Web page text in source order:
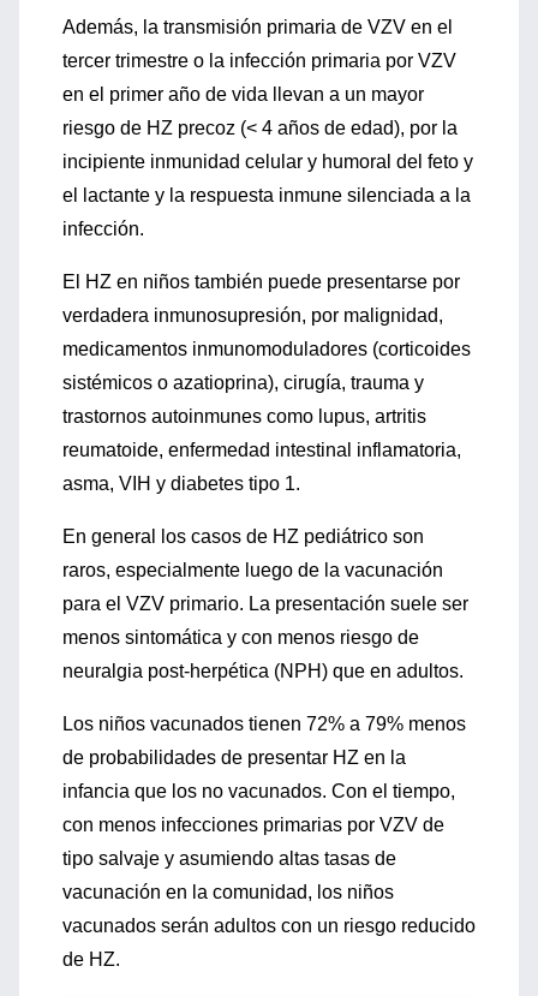
Además, la transmisión primaria de VZV en el
tercer trimestre o la infección primaria por VZV
en el primer año de vida llevan a un mayor
riesgo de HZ precoz (< 4 años de edad), por la
incipiente inmunidad celular y humoral del feto y
el lactante y la respuesta inmune silenciada a la
infección.
El HZ en niños también puede presentarse por
verdadera inmunosupresión, por malignidad,
medicamentos inmunomoduladores (corticoides
sistémicos o azatioprina), cirugía, trauma y
trastornos autoinmunes como lupus, artritis
reumatoide, enfermedad intestinal inflamatoria,
asma, VIH y diabetes tipo 1.
En general los casos de HZ pediátrico son
raros, especialmente luego de la vacunación
para el VZV primario. La presentación suele ser
menos sintomática y con menos riesgo de
neuralgia post-herpética (NPH) que en adultos.
Los niños vacunados tienen 72% a 79% menos
de probabilidades de presentar HZ en la
infancia que los no vacunados. Con el tiempo,
con menos infecciones primarias por VZV de
tipo salvaje y asumiendo altas tasas de
vacunación en la comunidad, los niños
vacunados serán adultos con un riesgo reducido
de HZ.